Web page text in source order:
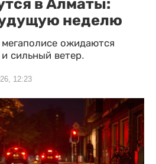
в Алматы:
неделю
мегаполисе ожидаются
сильный ветер.
12:23